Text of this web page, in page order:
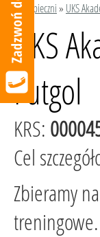
Podopieczni» UKS
UKS
Futgol
KRS:
Cel
Zbieramy
treningowe.